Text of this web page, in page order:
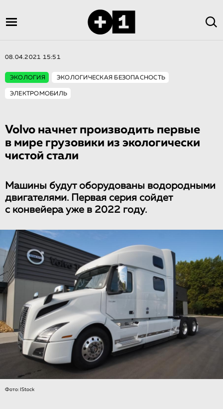
08.04.2021 15:51
ЭКОЛОГИЯ ЭКОЛОГИЧЕСКАЯ БЕЗОПАСНОСТЬ
ЭЛЕКТРОМОБИЛЬ
Volvo начнет производить первые
в мире грузовики из экологически
чистой стали
Машины будут оборудованы водородными
двигателями. Первая серия сойдет
с конвейера уже в 2022 году.
Фото: IStock